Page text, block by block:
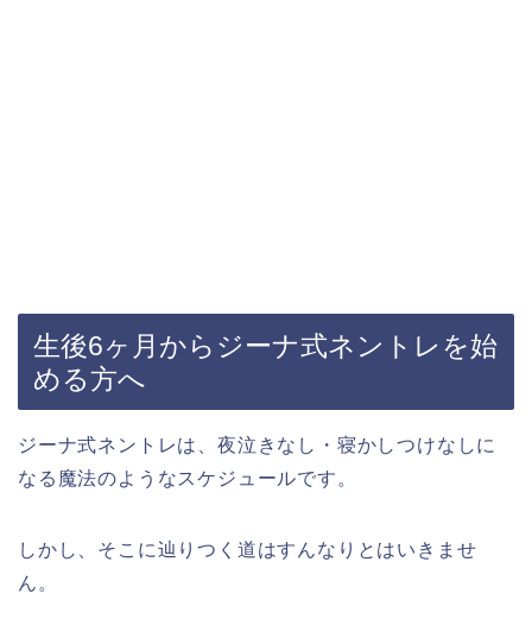
生後6ヶ月からジーナ式ネントレを始
める方へ
ジーナ式ネントレは、夜泣きなし・寝かしつけなしに
なる魔法のようなスケジュールです。
しかし、そこに辿りつく道はすんなりとはいきませ
ん。